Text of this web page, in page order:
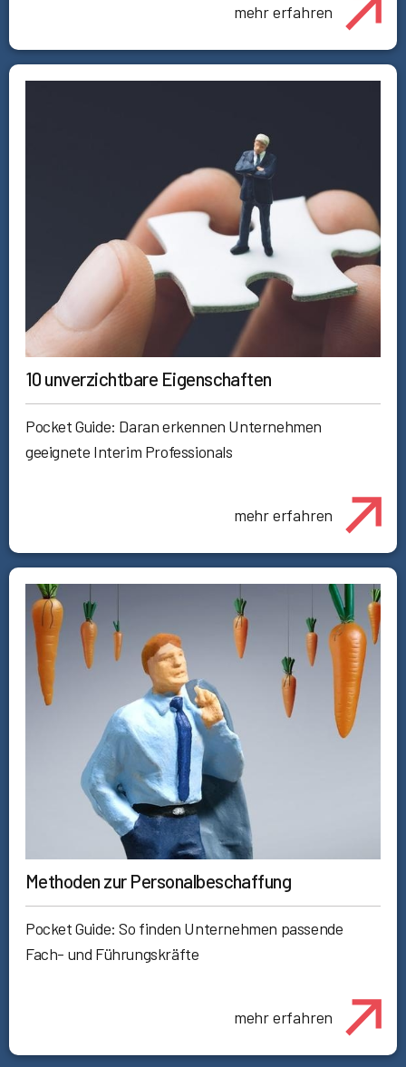
mehr erfahren
10 unverzichtbare Eigenschaften
Pocket Guide: Daran erkennen Unternehmen
geeignete Interim Professionals
mehr erfahren
Methoden zur Personalbeschaffung
Pocket Guide: So finden Unternehmen passende
Fach- und Führungskräfte
mehr erfahren